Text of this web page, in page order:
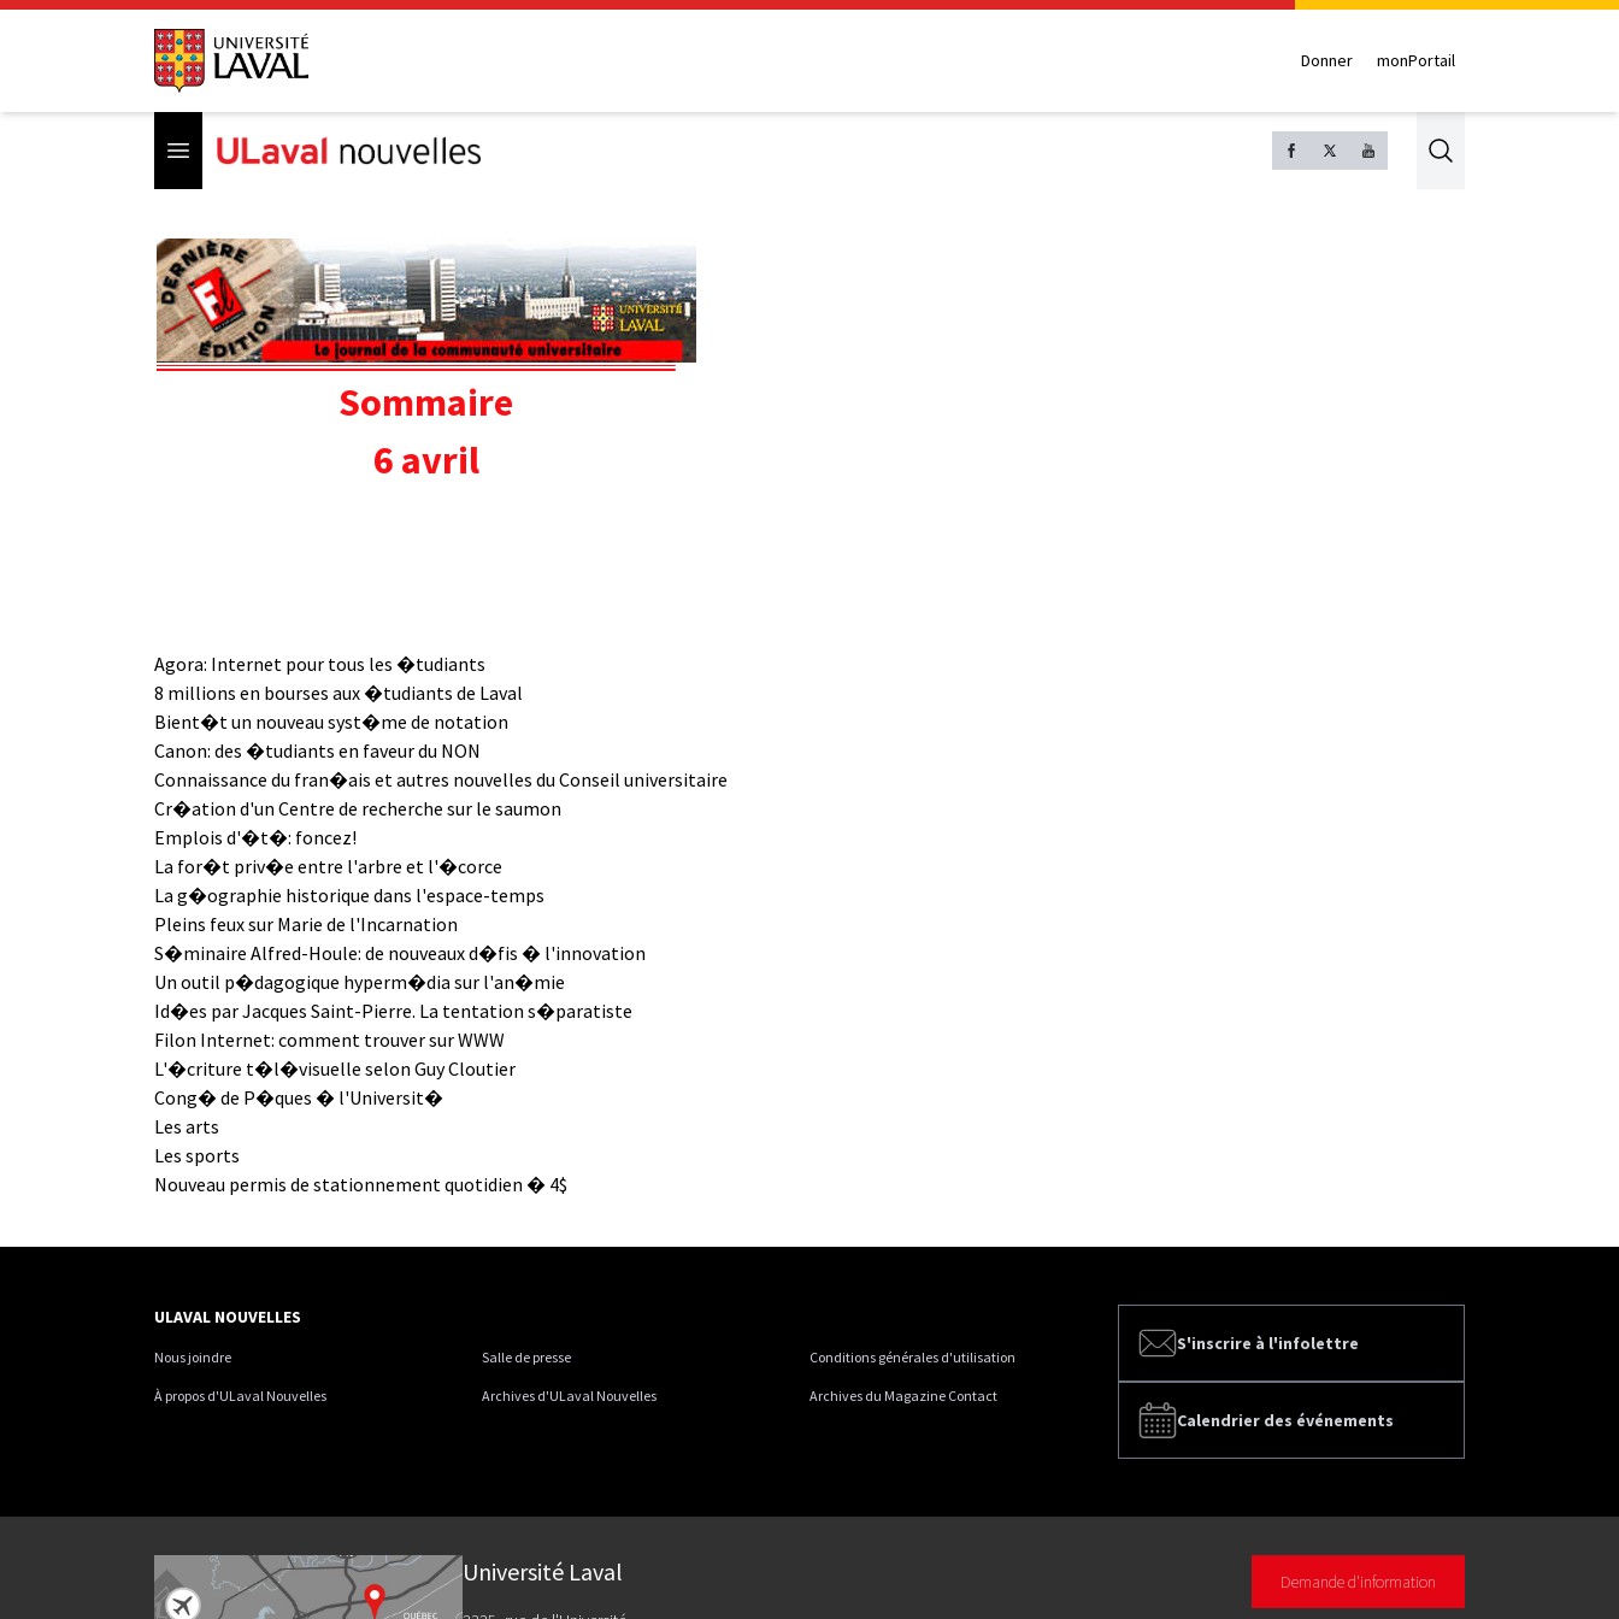
Donner monPortail
Open menu Search
Sommaire
6 avril
Agora: Internet pour tous les �tudiants
8 millions en bourses aux �tudiants de Laval
Bient�t un nouveau syst�me de notation
Canon: des �tudiants en faveur du NON
Connaissance du fran�ais et autres nouvelles du Conseil universitaire
Cr�ation d'un Centre de recherche sur le saumon
Emplois d'�t�: foncez!
La for�t priv�e entre l'arbre et l'�corce
La g�ographie historique dans l'espace-temps
Pleins feux sur Marie de l'Incarnation
S�minaire Alfred-Houle: de nouveaux d�fis � l'innovation
Un outil p�dagogique hyperm�dia sur l'an�mie
Id�es par Jacques Saint-Pierre. La tentation s�paratiste
Filon Internet: comment trouver sur WWW
L'�criture t�l�visuelle selon Guy Cloutier
Cong� de P�ques � l'Universit�
Les arts
Les sports
Nouveau permis de stationnement quotidien � 4$
S'inscrire à l'infolettre
Calendrier des événements
ULAVAL NOUVELLES
Nous joindre Salle de presse Conditions générales d'utilisation
À propos d'ULaval Nouvelles Archives d'ULaval Nouvelles Archives du Magazine Contact
Université Laval Demande d'information